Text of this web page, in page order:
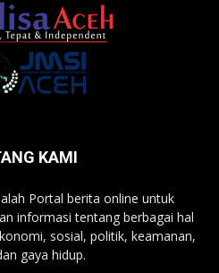
KAMI
Portal berita online untuk
informasi tentang berbagai hal
sosial, politik, keamanan,
gaya hidup.